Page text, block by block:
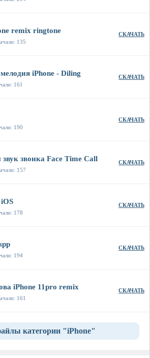
remix ringtone
135
СКАЧАТЬ
iPhone - Diling
161
СКАЧАТЬ
190
СКАЧАТЬ
звонка Face Time Call
157
СКАЧАТЬ
178
СКАЧАТЬ
194
СКАЧАТЬ
iPhone 11pro remix
161
СКАЧАТЬ
категории "iPhone"